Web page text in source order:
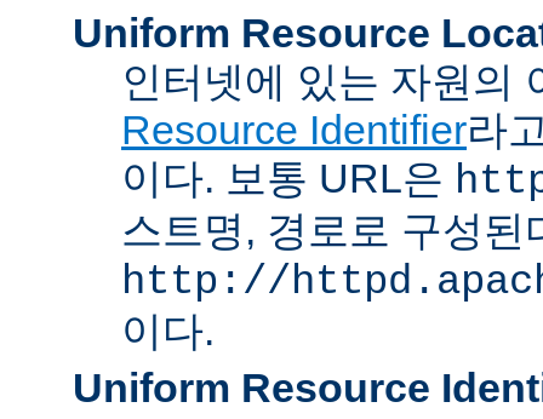
Uniform Resource
인터넷에 있는 자원의
Resource Identifier라
이다. 보통 URL은
스트명, 경로로 구성
http://
이다.
Uniform Resource